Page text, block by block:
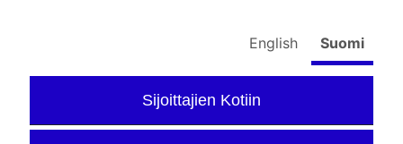
English Suomi
Sijoittajien Kotiin